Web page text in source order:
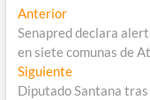
Navegación
de
entradas
AnteriorEntrada
anterior:
Senapred declara
en siete comunas de
SiguienteEntrada
siguiente:
Diputado Santana